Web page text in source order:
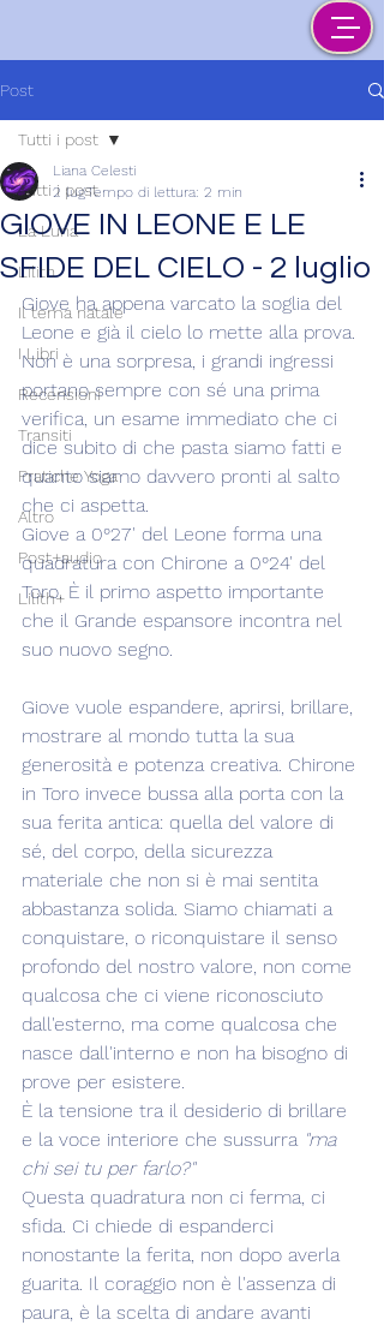
Post
Tutti i post
La Luna
Lilith
Il tema natale
I Libri
Recensioni
Transiti
Pratiche Yoga
Altro
Post+audio
Lilith+
Tutti i post
GIOVE IN LEONE E LE
SFIDE DEL CIELO - 2 luglio
Liana Celesti
2 lugTempo di lettura: 2 min
Giove ha appena varcato la soglia del
Leone e già il cielo lo mette alla prova.
Non è una sorpresa, i grandi ingressi
portano sempre con sé una prima
verifica, un esame immediato che ci
dice subito di che pasta siamo fatti e
quanto siamo davvero pronti al salto
che ci aspetta.
Giove a 0°27' del Leone forma una
quadratura con Chirone a 0°24' del
Toro. È il primo aspetto importante
che il Grande espansore incontra nel
suo nuovo segno.
Giove vuole espandere, aprirsi, brillare,
mostrare al mondo tutta la sua
generosità e potenza creativa. Chirone
in Toro invece bussa alla porta con la
sua ferita antica: quella del valore di
sé, del corpo, della sicurezza
materiale che non si è mai sentita
abbastanza solida. Siamo chiamati a
conquistare, o riconquistare il senso
profondo del nostro valore, non come
qualcosa che ci viene riconosciuto
dall'esterno, ma come qualcosa che
nasce dall'interno e non ha bisogno di
prove per esistere.
È la tensione tra il desiderio di brillare
e la voce interiore che sussurra "ma
chi sei tu per farlo?"
Questa quadratura non ci ferma, ci
sfida. Ci chiede di espanderci
nonostante la ferita, non dopo averla
guarita. Il coraggio non è l'assenza di
paura, è la scelta di andare avanti